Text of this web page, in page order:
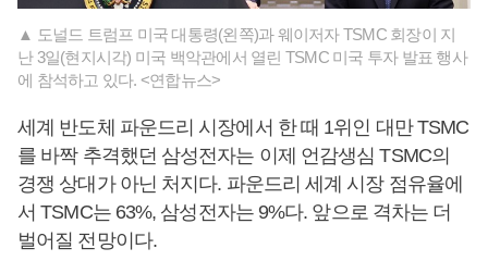
▲ 도널드 트럼프 미국 대통령(왼쪽)과 웨이저자 TSMC 회장이 지
난 3일(현지시각) 미국 백악관에서 열린 TSMC 미국 투자 발표 행사
에 참석하고 있다. <연합뉴스>
세계 반도체 파운드리 시장에서 한 때 1위인 대만 TSMC
를 바짝 추격했던 삼성전자는 이제 언감생심 TSMC의
경쟁 상대가 아닌 처지다. 파운드리 세계 시장 점유율에
서 TSMC는 63%, 삼성전자는 9%다. 앞으로 격차는 더
벌어질 전망이다.